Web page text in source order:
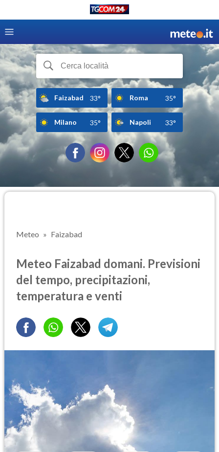
Faizabad 33° Roma 35°
Milano 35° Napoli 33°
Meteo Faizabad
Meteo Faizabad domani. Previsioni
del tempo, precipitazioni,
temperatura e venti